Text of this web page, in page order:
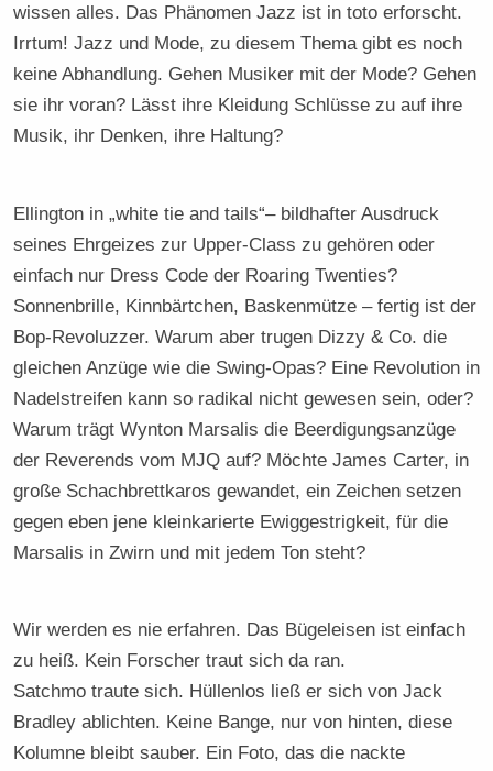
wissen alles. Das Phänomen Jazz ist in toto erforscht.
Irrtum! Jazz und Mode, zu diesem Thema gibt es noch
keine Abhandlung. Gehen Musiker mit der Mode? Gehen
sie ihr voran? Lässt ihre Kleidung Schlüsse zu auf ihre
Musik, ihr Denken, ihre Haltung?
Ellington in „white tie and tails“– bildhafter Ausdruck
seines Ehrgeizes zur Upper-Class zu gehören oder
einfach nur Dress Code der Roaring Twenties?
Sonnenbrille, Kinnbärtchen, Baskenmütze – fertig ist der
Bop-Revoluzzer. Warum aber trugen Dizzy & Co. die
gleichen Anzüge wie die Swing-Opas? Eine Revolution in
Nadelstreifen kann so radikal nicht gewesen sein, oder?
Warum trägt Wynton Marsalis die Beerdigungsanzüge
der Reverends vom MJQ auf? Möchte James Carter, in
große Schachbrettkaros gewandet, ein Zeichen setzen
gegen eben jene kleinkarierte Ewiggestrigkeit, für die
Marsalis in Zwirn und mit jedem Ton steht?
Wir werden es nie erfahren. Das Bügeleisen ist einfach
zu heiß. Kein Forscher traut sich da ran.
Satchmo traute sich. Hüllenlos ließ er sich von Jack
Bradley ablichten. Keine Bange, nur von hinten, diese
Kolumne bleibt sauber. Ein Foto, das die nackte